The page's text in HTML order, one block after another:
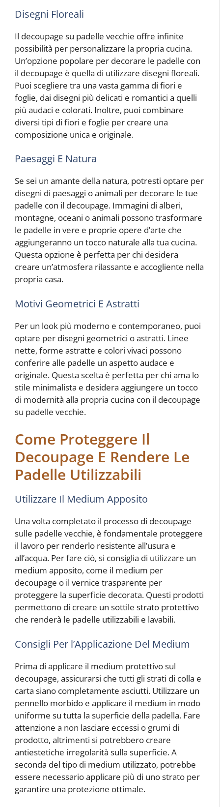
Disegni Floreali
Il decoupage su padelle vecchie offre infinite
possibilità per personalizzare la propria cucina.
Un’opzione popolare per decorare le padelle con
il decoupage è quella di utilizzare disegni floreali.
Puoi scegliere tra una vasta gamma di fiori e
foglie, dai disegni più delicati e romantici a quelli
più audaci e colorati. Inoltre, puoi combinare
diversi tipi di fiori e foglie per creare una
composizione unica e originale.
Paesaggi E Natura
Se sei un amante della natura, potresti optare per
disegni di paesaggi o animali per decorare le tue
padelle con il decoupage. Immagini di alberi,
montagne, oceani o animali possono trasformare
le padelle in vere e proprie opere d’arte che
aggiungeranno un tocco naturale alla tua cucina.
Questa opzione è perfetta per chi desidera
creare un’atmosfera rilassante e accogliente nella
propria casa.
Motivi Geometrici E Astratti
Per un look più moderno e contemporaneo, puoi
optare per disegni geometrici o astratti. Linee
nette, forme astratte e colori vivaci possono
conferire alle padelle un aspetto audace e
originale. Questa scelta è perfetta per chi ama lo
stile minimalista e desidera aggiungere un tocco
di modernità alla propria cucina con il decoupage
su padelle vecchie.
Come Proteggere Il
Decoupage E Rendere Le
Padelle Utilizzabili
Utilizzare Il Medium Apposito
Una volta completato il processo di decoupage
sulle padelle vecchie, è fondamentale proteggere
il lavoro per renderlo resistente all’usura e
all’acqua. Per fare ciò, si consiglia di utilizzare un
medium apposito, come il medium per
decoupage o il vernice trasparente per
proteggere la superficie decorata. Questi prodotti
permettono di creare un sottile strato protettivo
che renderà le padelle utilizzabili e lavabili.
Consigli Per l’Applicazione Del Medium
Prima di applicare il medium protettivo sul
decoupage, assicurarsi che tutti gli strati di colla e
carta siano completamente asciutti. Utilizzare un
pennello morbido e applicare il medium in modo
uniforme su tutta la superficie della padella. Fare
attenzione a non lasciare eccessi o grumi di
prodotto, altrimenti si potrebbero creare
antiestetiche irregolarità sulla superficie. A
seconda del tipo di medium utilizzato, potrebbe
essere necessario applicare più di uno strato per
garantire una protezione ottimale.